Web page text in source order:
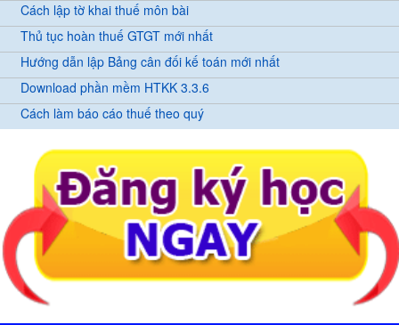
Cách lập tờ khai thuế môn bài
Thủ tục hoàn thuế GTGT mới nhất
Hướng dẫn lập Bảng cân đối kế toán mới nhất
Download phần mềm HTKK 3.3.6
Cách làm báo cáo thuế theo quý